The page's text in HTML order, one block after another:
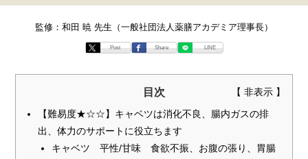
監修：和田 暁 先生（一般社団法人薬膳アカデミア理事長）
Post Share LINE
目次
【難易度★☆☆】キャベツは消化不良、腸内ガスの排
出、体力のサポートに役立ちます
キャベツ 平性/甘味 食欲不振、お腹の張り、胃腸